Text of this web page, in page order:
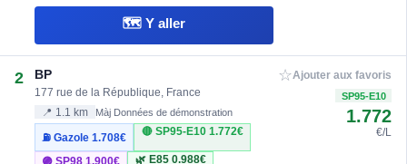
🗺️ Y aller
2 BP
177 rue de la République, France
📍 1.1 km Màj Données de démonstration
⛽ Gazole1.708€
🔴 SP95-E10 1.772€
🟣 SP981.900€ 🌿 E85 0.988€
☆Ajouter aux favoris
SP95-E10
1.772
€/L